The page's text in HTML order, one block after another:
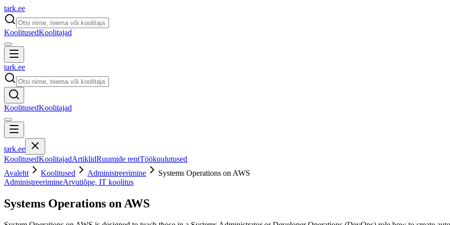
tark.ee
KoolitusedKoolitajad
tark.ee
KoolitusedKoolitajad
tark.ee
KoolitusedKoolitajadArtiklidRuumide rentTöökuulutused
Avaleht
Koolitused Administreerimine
Systems Operations on AWS
AdministreerimineArvutiõpe, IT koolitus
Systems Operations on AWS